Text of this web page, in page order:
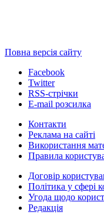
Повна версія сайту
Facebook
Twitter
RSS-стрічки
E-mail розсилка
Контакти
Реклама на сайті
Використання
Правила
Договір
Політика у сфері
Угода щодо
Редакція